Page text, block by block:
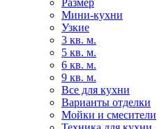
Размер
Мини-кухни
Узкие
3 кв. м.
5 кв. м.
6 кв. м.
9 кв. м.
Все для кухни
Варианты отделки
Мойки и смесители